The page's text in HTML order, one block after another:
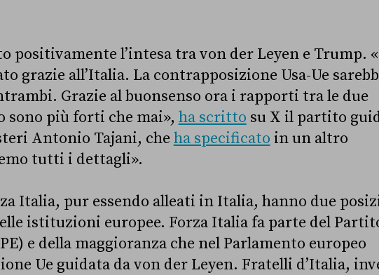
positivamente l’intesa tra von der Leyen e Trump.
grazie all’Italia. La contrapposizione Usa-Ue
Grazie al buonsenso ora i rapporti tra le due
sono più forti che mai», ha scritto su X il partito
Antonio Tajani, che ha specificato in un altro
tutti i dettagli».
Italia, pur essendo alleati in Italia, hanno due
istituzioni europee. Forza Italia fa parte del
e della maggioranza che nel Parlamento europeo
Ue guidata da von der Leyen. Fratelli d’Italia,